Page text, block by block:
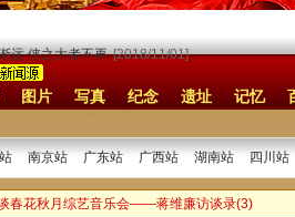
远 侠之大者不再 [2018/11/01]
图片 写真 纪念 遗址 记忆
南京站 广东站 广西站 湖南站 四川站
春花秋月综艺音乐会——蒋维廉访谈录(3)